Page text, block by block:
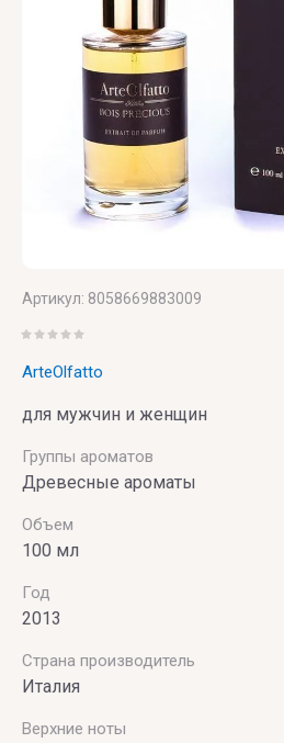
Артикул: 8058669883009
ArteOlfatto
для мужчин и женщин
Группы ароматов
Древесные ароматы
Объем
100 мл
Год
2013
Страна производитель
Италия
Верхние ноты
VILHELM
PARFUMERIE
Vince
Camuto